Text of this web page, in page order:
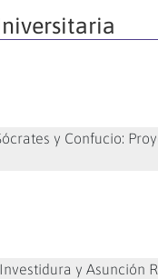
y Confucio:
y Asunción